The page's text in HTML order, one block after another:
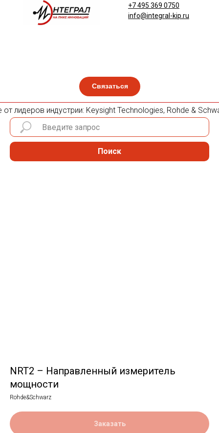
Связаться
+7 495 369 0750
info@integral-kip.ru
лидеров индустрии: Keysight Technologies, Rohde &
Поиск
NRT2 – Направленный измеритель
мощности
Rohde&Schwarz
Заказать